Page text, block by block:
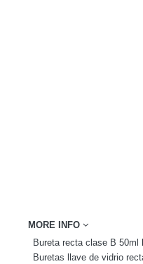
MORE INFO
Bureta recta clase B 50ml
Buretas llave de vidrio